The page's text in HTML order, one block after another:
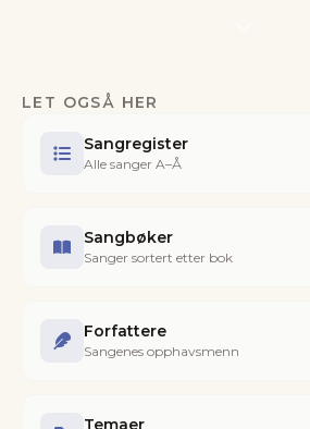
LET OGSÅ HER
Sangregister
Alle sanger A–Å
Sangbøker
Sanger sortert etter bok
Forfattere
Sangenes opphavsmenn
Temaer